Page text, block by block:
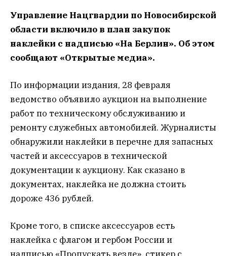
Управление Нацгвардии по Новосибирской
области включило в план закупок
наклейки с надписью «На Берлин». Об этом
сообщают «Открытые медиа».
По информации издания, 28 февраля
ведомство объявило аукцион на выполнение
работ по техническому обслуживанию и
ремонту служебных автомобилей. Журналисты
обнаружили наклейки в перечне для запасных
частей и аксессуаров в технической
документации к аукциону. Как сказано в
документах, наклейка не должна стоить
дороже 436 рублей.
Кроме того, в списке аксессуаров есть
наклейка с флагом и гербом России и